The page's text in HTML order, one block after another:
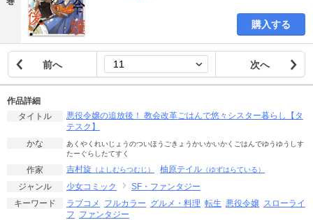
購入する
前へ 次へ
作品詳細
タイトル
悪役令嬢の追放後！ 教会改革ごはんで悠々シスター暮らし【タ
テスク】
かな
あくやくれいじょうのついほうごきょうかいかいかくごはんでゆうゆうしす
たーぐらしたてすく
作家 吉村旋 （よしむらつむじ） 柚原テイル （ゆずはらている）
ジャンル 少女コミック
SF・ファンタジー
キーワード
ラブコメ フルカラー グルメ・料理 転生 悪役令嬢 スローライ
フ ファンタジー